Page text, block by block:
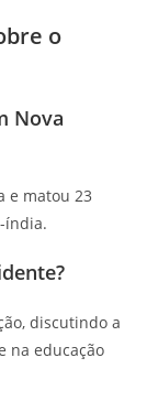
o
Nova
e matou 23
índia.
discutindo a
na educação